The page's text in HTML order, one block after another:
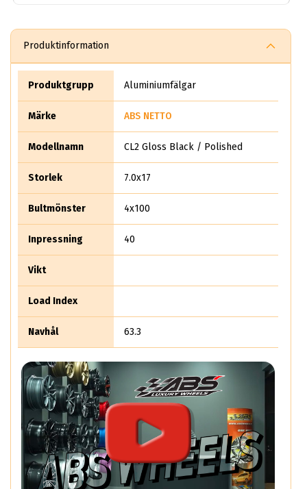
Produktinformation
Produktgrupp Aluminiumfälgar
Märke ABS NETTO
Modellnamn CL2 Gloss Black / Polished
Storlek 7.0x17
Bultmönster 4x100
Inpressning 40
Vikt
Load Index
Navhål 63.3